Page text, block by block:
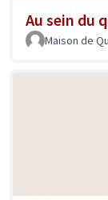
Au sein du
Maison de